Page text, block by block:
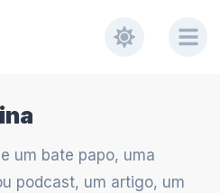
um bate papo, uma
podcast, um artigo, um